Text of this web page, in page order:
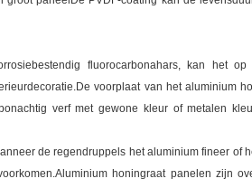
fluorocarbonahars, kan het
voorplaat van het aluminium
verf met gewone kleur of metalen
de regendruppels het aluminium fineer of
honingraat panelen zijn